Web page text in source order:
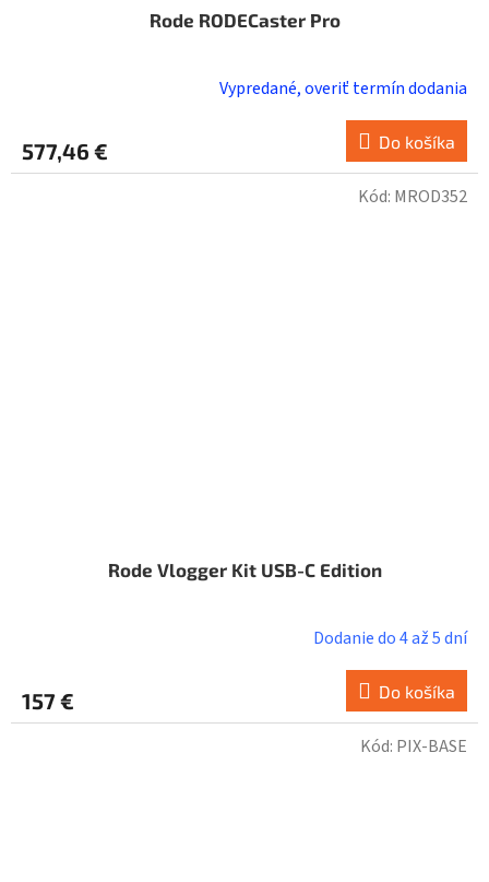
Rode RODECaster Pro
Vypredané, overiť termín dodania
577,46 € Do košíka
Rode Vlogger Kit USB-C Edition
Dodanie do 4 až 5 dní
157 € Do košíka
Kód: MROD352
Kód: PIX-BASE